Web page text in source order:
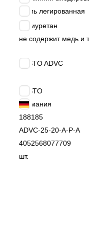
сталь легированная
полиуретан
не содержит медь и
FESTO ADVC
FESTO
Германия
188185
ADVC-25-20-A-P-A
4052568077709
шт.